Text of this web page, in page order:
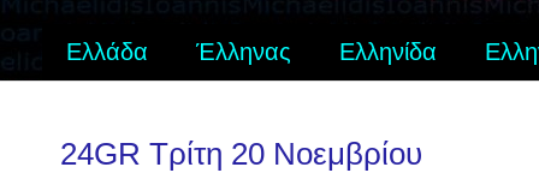
Ελλάδα Έλληνας Ελληνίδα
24GR Τρίτη 20 Νοεμβρίου